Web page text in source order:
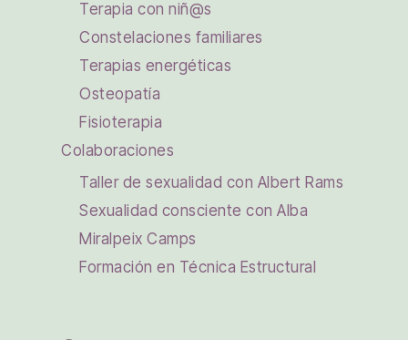
Terapia con niñ@s
Constelaciones familiares
Terapias energéticas
Osteopatía
Fisioterapia
Colaboraciones
Taller de sexualidad con Albert Rams
Sexualidad consciente con Alba
Miralpeix Camps
Formación en Técnica Estructural